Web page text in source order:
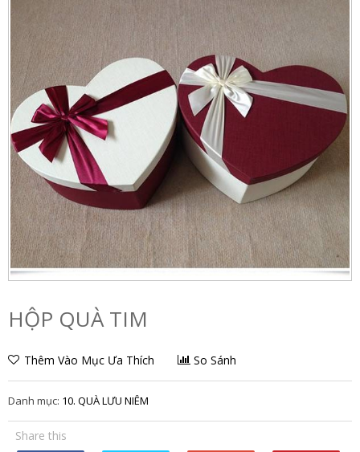
HỘP QUÀ TIM
Thêm Vào Mục Ưa Thích So Sánh
Danh mục: 10. QUÀ LƯU NIÊM
Share this